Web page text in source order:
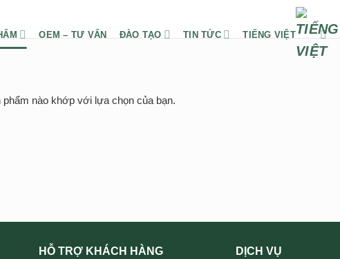
OEM – TƯ VẤN ĐÀO TẠO TIN TỨC TIẾNG VIỆT
phẩm nào khớp với lựa chọn của bạn.
HỖ TRỢ KHÁCH HÀNG DỊCH VỤ